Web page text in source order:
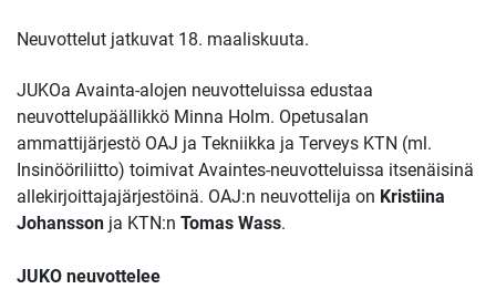
Neuvottelut jatkuvat 18. maaliskuuta.
JUKOa Avainta-alojen neuvotteluissa edustaa
neuvottelupäällikkö Minna Holm. Opetusalan
ammattijärjestö OAJ ja Tekniikka ja Terveys KTN (ml.
Insinööriliitto) toimivat Avaintes-neuvotteluissa itsenäisinä
allekirjoittajajärjestöinä. OAJ:n neuvottelija on Kristiina
Johansson ja KTN:n Tomas Wass.
JUKO neuvottelee